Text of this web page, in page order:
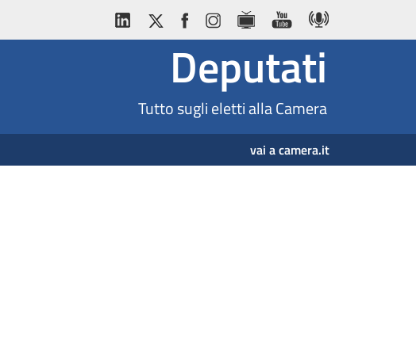
Deputati
Tutto sugli eletti alla Camera
vai a camera.it